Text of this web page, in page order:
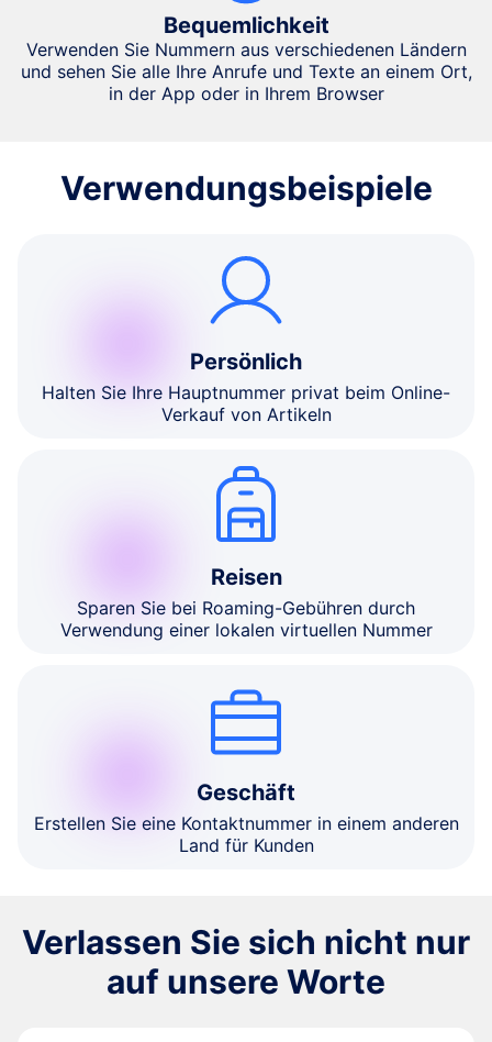
Bequemlichkeit
Verwenden Sie Nummern aus verschiedenen Ländern
und sehen Sie alle Ihre Anrufe und Texte an einem Ort,
in der App oder in Ihrem Browser
Verwendungsbeispiele
Persönlich
Halten Sie Ihre Hauptnummer privat beim Online-
Verkauf von Artikeln
Reisen
Sparen Sie bei Roaming-Gebühren durch
Verwendung einer lokalen virtuellen Nummer
Geschäft
Erstellen Sie eine Kontaktnummer in einem anderen
Land für Kunden
Verlassen Sie sich nicht nur
auf unsere Worte